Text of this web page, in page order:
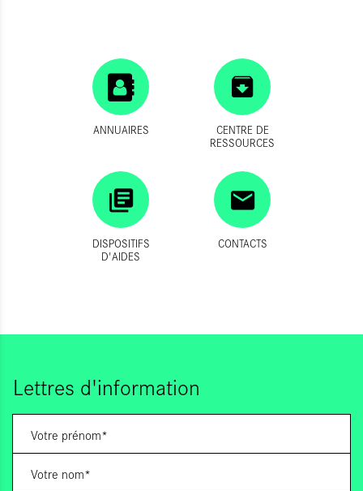
ANNUAIRES
CENTRE DE
RESSOURCES
DISPOSITIFS
D'AIDES
CONTACTS
Lettres d'information